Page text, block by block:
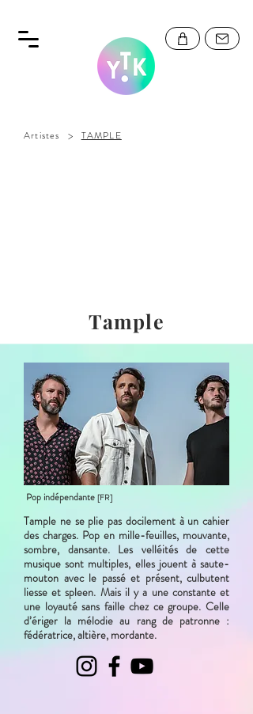
Artistes > TAMPLE
Tample
Pop indépendante [FR]
Tample ne se plie pas docilement à un cahier
des charges. Pop en mille-feuilles, mouvante,
sombre, dansante. Les velléités de cette
musique sont multiples, elles jouent à saute-
mouton avec le passé et présent, culbutent
liesse et spleen. Mais il y a une constante et
une loyauté sans faille chez ce groupe. Celle
d’ériger la mélodie au rang de patronne :
fédératrice, altière, mordante.